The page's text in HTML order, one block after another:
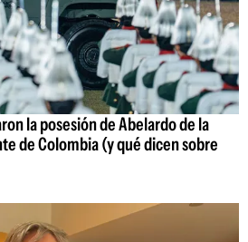
la posesión de Abelardo de la
de Colombia (y qué dicen sobre